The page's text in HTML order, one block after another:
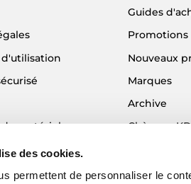
des cookies.
permettent de personnaliser le
matériel
Refund
Guides
Promotions
Nouveaux
Marques
Archive
Chèques